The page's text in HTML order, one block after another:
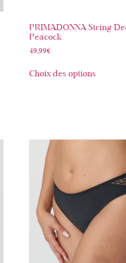
PRIMADONNA String
Peacock
49,99€
Choix des options